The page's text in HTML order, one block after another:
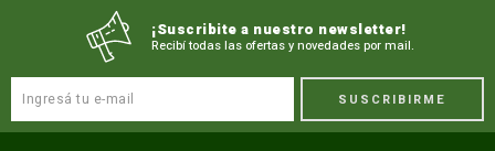
¡Suscribite a nuestro newsletter!
Recibí todas las ofertas y novedades por mail.
SUSCRIBIRME